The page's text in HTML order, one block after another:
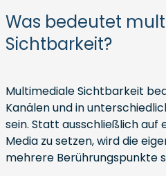
Was bedeutet
Sichtbarkeit?
Multimediale Sichtbarkeit
Kanälen und in
sein. Statt ausschließlich auf
Media zu setzen, wird die
mehrere Berührungspunkte